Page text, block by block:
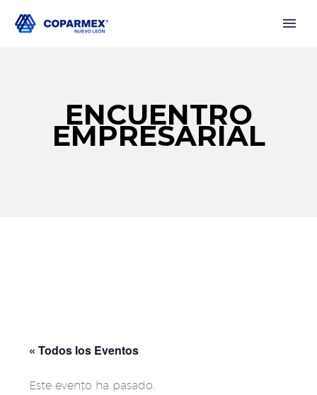
ENCUENTRO
EMPRESARIAL
« Todos los Eventos
Este evento ha pasado.